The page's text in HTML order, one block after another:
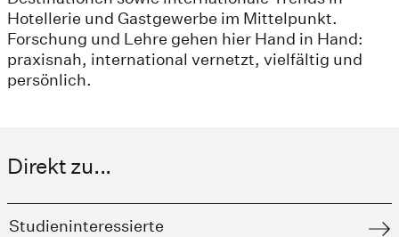
Hotellerie und Gastgewerbe im Mittelpunkt.
Forschung und Lehre gehen hier Hand in Hand:
praxisnah, international vernetzt, vielfältig und
persönlich.
Direkt zu...
Studieninteressierte